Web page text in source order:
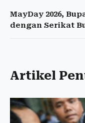
MayDay 2026,
dengan Serikat
Artikel